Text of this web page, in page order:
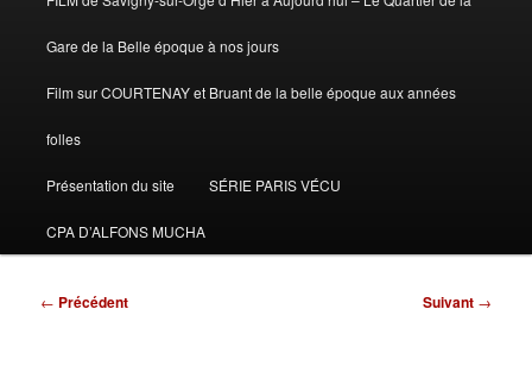
Gare de la Belle époque à nos jours
Film sur COURTENAY et Bruant de la belle époque aux années
folles
Présentation du site SÉRIE PARIS VÉCU
CPA D’ALFONS MUCHA
Navigation
← Précédent Suivant →